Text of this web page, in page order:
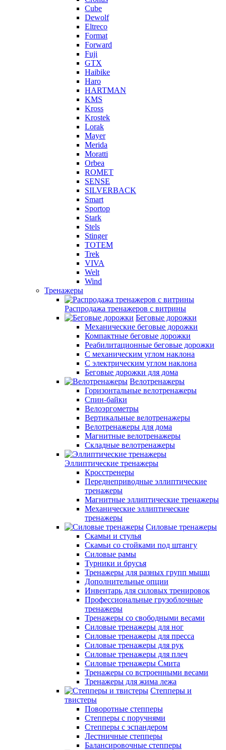
Cube
Dewolf
Eltreco
Format
Forward
Fuji
GTX
Haibike
Haro
HARTMAN
KMS
Kross
Krostek
Lorak
Mayer
Merida
Moratti
Orbea
ROMET
SENSE
SILVERBACK
Smart
Sportop
Stark
Stels
Stinger
TOTEM
Trek
VIVA
Welt
Wind
Тренажеры
Распродажа тренажеров с витрины
Беговые дорожки
Механические беговые дорожки
Компактные беговые дорожки
Реабилитационные беговые дорожки
С механическим углом наклона
С электрическим углом наклона
Беговые дорожки для дома
Велотренажеры
Горизонтальные велотренажеры
Спин-байки
Велоэргометры
Вертикальные велотренажеры
Велотренажеры для дома
Магнитные велотренажеры
Складные велотренажеры
Эллиптические тренажеры
Кросстренеры
Переднеприводные эллиптические
тренажеры
Магнитные эллиптические тренажеры
Механические эллиптические
тренажеры
Силовые тренажеры
Скамьи и стулья
Скамьи со стойками под штангу
Силовые рамы
Турники и брусья
Тренажеры для разных групп мышц
Дополнительные опции
Инвентарь для силовых тренировок
Профессиональные грузоблочные
тренажеры
Тренажеры со свободными весами
Силовые тренажеры для ног
Силовые тренажеры для пресса
Силовые тренажеры для рук
Силовые тренажеры для плеч
Силовые тренажеры Смита
Тренажеры со встроенными весами
Тренажеры для жима лежа
Степперы и
твистеры
Поворотные степперы
Степперы с поручнями
Степперы с эспандером
Лестничные степперы
Балансировочные степперы